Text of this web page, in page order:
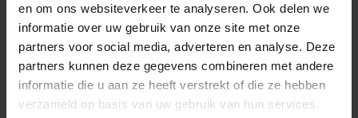
en om ons websiteverkeer te analyseren. Ook delen we
informatie over uw gebruik van onze site met onze
partners voor social media, adverteren en analyse. Deze
partners kunnen deze gegevens combineren met andere
informatie die u aan ze heeft verstrekt of die ze hebben
verzameld op basis van uw gebruik van hun services.